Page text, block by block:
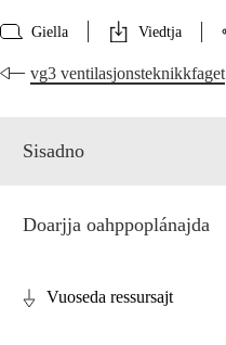
Giella Viedtja
vg3 ventilasjonsteknikkfaget
Sisadno
Doarjja oahppoplánajda
Vuoseda ressursajt